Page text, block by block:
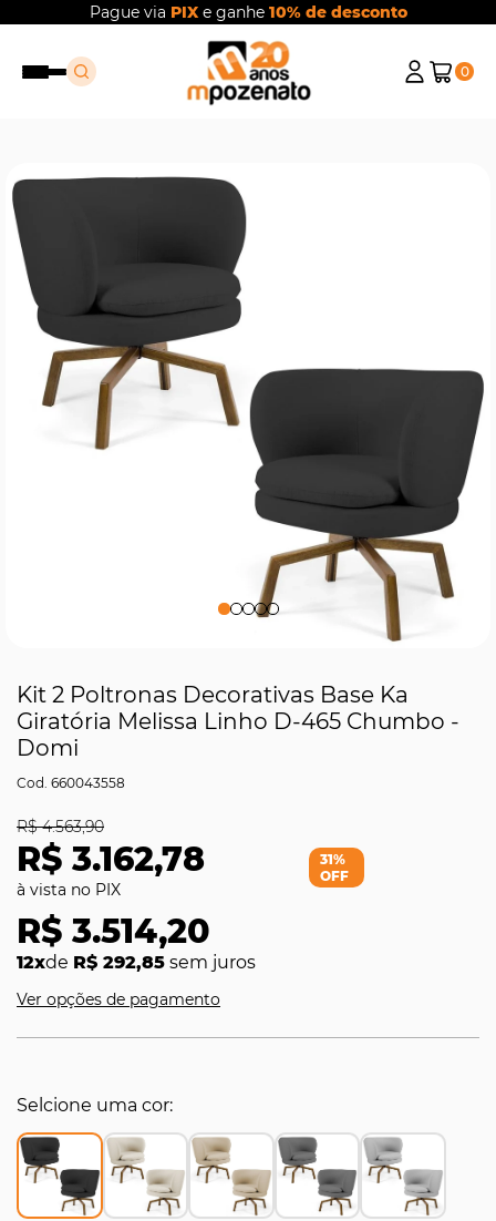
Pague via PIXe ganhe 10% de desconto
0
Kit 2 Poltronas Decorativas Base Ka
Giratória Melissa Linho D-465 Chumbo -
Domi
660043558
R$ 3.162,78
R$ 4.563,90
R$ 3.514,20
12xde R$ 292,85 sem juros
31%
OFF
Ver opções de pagamento
Selcione uma cor